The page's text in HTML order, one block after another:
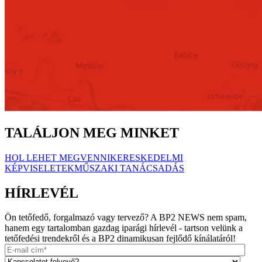
TALÁLJON MEG MINKET
HOL LEHET MEGVENNIKERESKEDELMI
KÉPVISELETEKMŰSZAKI TANÁCSADÁS
HÍRLEVÉL
Ön tetőfedő, forgalmazó vagy tervező? A BP2 NEWS nem spam,
hanem egy tartalomban gazdag iparági hírlevél - tartson velünk a
tetőfedési trendekről és a BP2 dinamikusan fejlődő kínálatáról!